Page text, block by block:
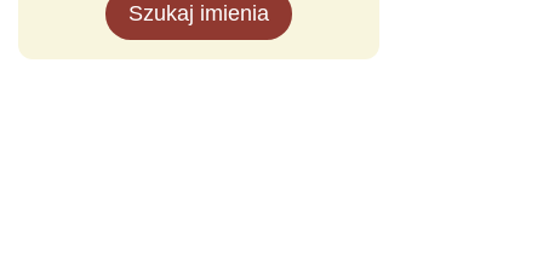
Szukaj imienia